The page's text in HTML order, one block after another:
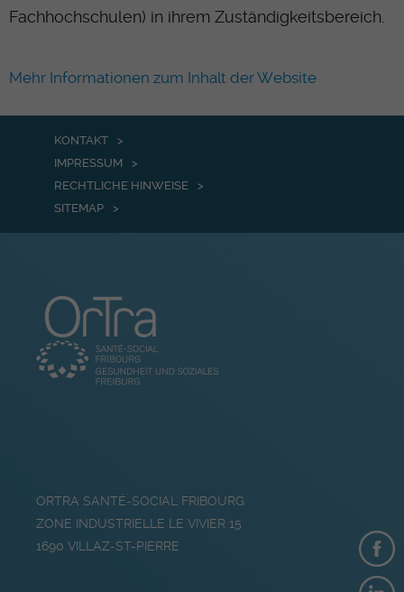
Fachhochschulen) in ihrem Zuständigkeitsbereich.
Mehr Informationen zum Inhalt der Website
KONTAKT
IMPRESSUM
RECHTLICHE HINWEISE
SITEMAP
ORTRA SANTÉ-SOCIAL FRIBOURG
ZONE INDUSTRIELLE LE VIVIER 15
1690 VILLAZ-ST-PIERRE